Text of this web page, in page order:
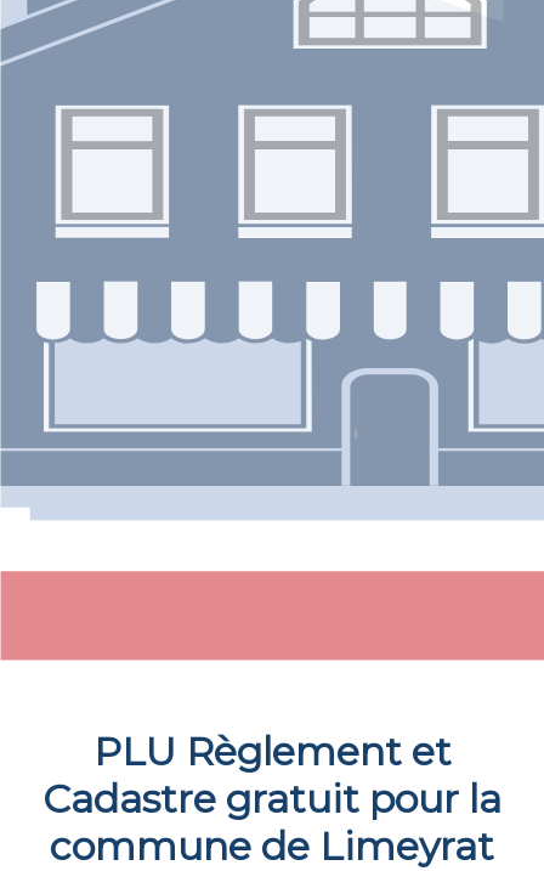
PLU Règlement et
Cadastre gratuit pour la
commune de Limeyrat